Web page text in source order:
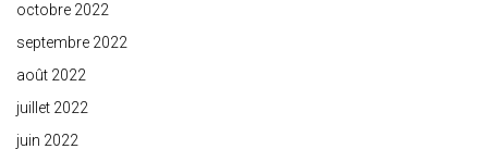
octobre 2022
septembre 2022
août 2022
juillet 2022
juin 2022